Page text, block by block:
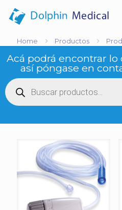
Home Productos
Acá podrá encontrar lo
así póngase en
Búsqueda
de
productos